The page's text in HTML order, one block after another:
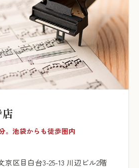
。池袋からも徒歩圏内
京区目白台3-25-13 川辺ビル2階